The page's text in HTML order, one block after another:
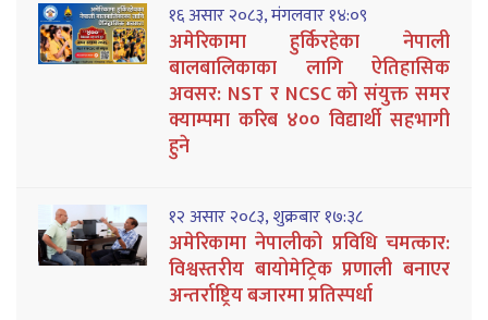
१६ असार २०८३, मंगलवार १४:०९
अमेरिकामा हुर्किरहेका नेपाली
बालबालिकाका लागि ऐतिहासिक
अवसर: NST र NCSC को संयुक्त समर
क्याम्पमा करिब ४०० विद्यार्थी सहभागी
हुने
१२ असार २०८३, शुक्रबार १७:३८
अमेरिकामा नेपालीको प्रविधि चमत्कार:
विश्वस्तरीय बायोमेट्रिक प्रणाली बनाएर
अन्तर्राष्ट्रिय बजारमा प्रतिस्पर्धा